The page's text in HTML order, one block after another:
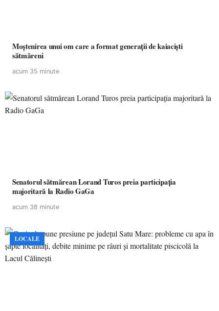
Moștenirea unui om care a format generații de kaiaciști
sătmăreni
acum 35 minute
Senatorul sătmărean Lorand Turos preia participația
majoritară la Radio GaGa
acum 38 minute
LOCALE